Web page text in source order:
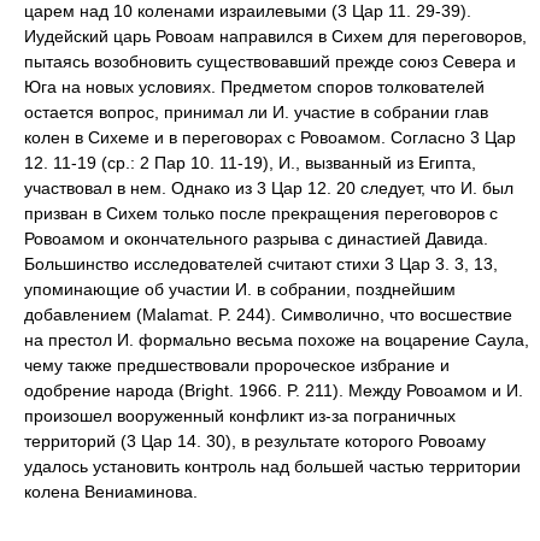
царем над 10 коленами израилевыми (3 Цар 11. 29-39).
Иудейский царь Ровоам направился в Сихем для переговоров,
пытаясь возобновить существовавший прежде союз Севера и
Юга на новых условиях. Предметом споров толкователей
остается вопрос, принимал ли И. участие в собрании глав
колен в Сихеме и в переговорах с Ровоамом. Согласно 3 Цар
12. 11-19 (ср.: 2 Пар 10. 11-19), И., вызванный из Египта,
участвовал в нем. Однако из 3 Цар 12. 20 следует, что И. был
призван в Сихем только после прекращения переговоров с
Ровоамом и окончательного разрыва с династией Давида.
Большинство исследователей считают стихи 3 Цар 3. 3, 13,
упоминающие об участии И. в собрании, позднейшим
добавлением (Malamat. P. 244). Символично, что восшествие
на престол И. формально весьма похоже на воцарение Саула,
чему также предшествовали пророческое избрание и
одобрение народа (Bright. 1966. P. 211). Между Ровоамом и И.
произошел вооруженный конфликт из-за пограничных
территорий (3 Цар 14. 30), в результате которого Ровоаму
удалось установить контроль над большей частью территории
колена Вениаминова.